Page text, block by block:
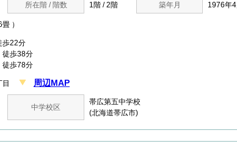
所在階 / 階数 1階 / 2階 築年月 1976年
）
22分
歩38分
歩78分
目 周辺MAP
中学校区
帯広第五中学校
(北海道帯広市)